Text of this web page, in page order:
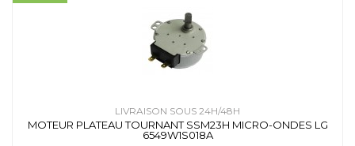
LIVRAISON SOUS 24H/48H
MOTEUR PLATEAU TOURNANT SSM23H MICRO-ONDES LG
6549W1S018A